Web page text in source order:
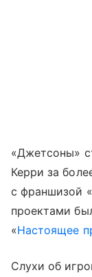
«Джетсоны»
Керри за
с франшизой «
проектами
«Настоящее
Слухи об